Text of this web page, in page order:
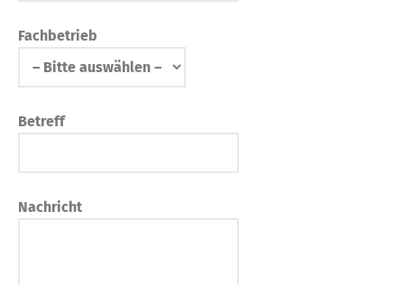
Fachbetrieb
Betreff
Nachricht